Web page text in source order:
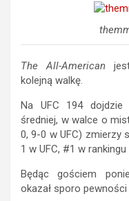
The All-American
kolejną walkę.
Na UFC 194
średniej, w walce o
0, 9-0 w UFC) zmierzy
1 w UFC, #1 w rankingu
Będąc gościem
okazał sporo